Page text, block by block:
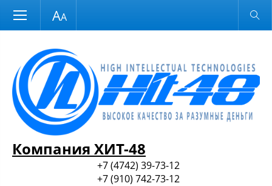
Размер шрифта Обычная версия
Компания ХИТ-48
+7 (4742) 39-73-12
+7 (910) 742-73-12